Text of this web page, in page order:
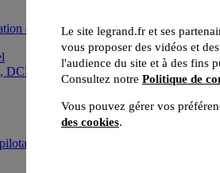
et climatisation
DCL et boîte de sol
du bâtiment
Le site legrand.fr et ses
vous proposer des vidéos et
l'audience du site et à des fins
Consultez notre Politique de
Vous pouvez gérer vos
des cookies.